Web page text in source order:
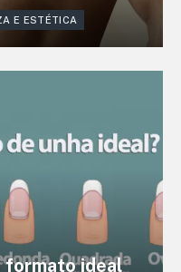
E ESTÉTICA
formato ideal